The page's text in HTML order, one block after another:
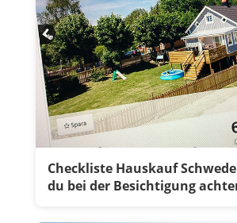
Checkliste Hauskauf
du bei der Besichtigung